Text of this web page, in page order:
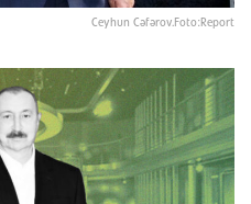
Ceyhun Cəfərov.Foto:Report